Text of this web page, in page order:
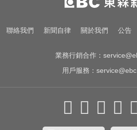
每天2000CC是錯的？醫
聯絡我們 新聞自律 關於我們 公告
業務行銷合作：
用戶服務：